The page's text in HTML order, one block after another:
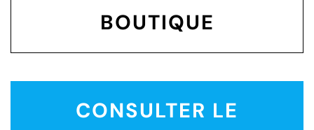
BOUTIQUE
CONSULTER LE